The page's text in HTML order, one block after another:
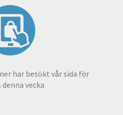
har besökt vår sida för
denna vecka